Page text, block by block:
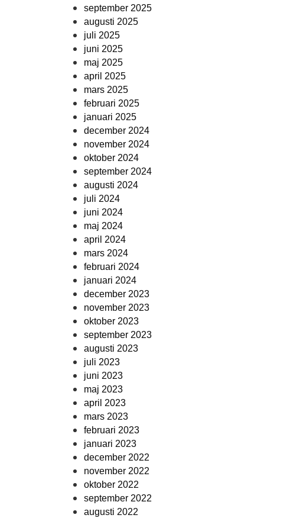
september 2025
augusti 2025
juli 2025
juni 2025
maj 2025
april 2025
mars 2025
februari 2025
januari 2025
december 2024
november 2024
oktober 2024
september 2024
augusti 2024
juli 2024
juni 2024
maj 2024
april 2024
mars 2024
februari 2024
januari 2024
december 2023
november 2023
oktober 2023
september 2023
augusti 2023
juli 2023
juni 2023
maj 2023
april 2023
mars 2023
februari 2023
januari 2023
december 2022
november 2022
oktober 2022
september 2022
augusti 2022